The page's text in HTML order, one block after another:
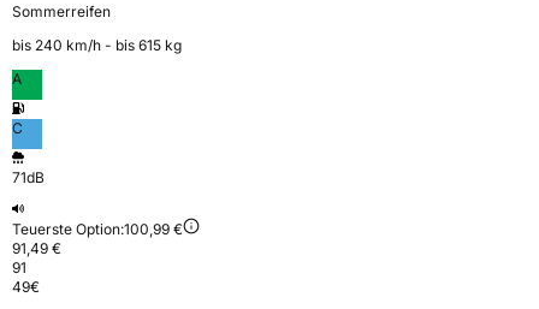
Sommerreifen
bis 240 km⁠/⁠h - bis 615 kg
A
C
71dB
Teuerste Option:100,99 €
91,49 €
91
49€